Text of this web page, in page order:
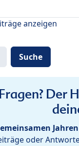
anzeigen
Der
oder